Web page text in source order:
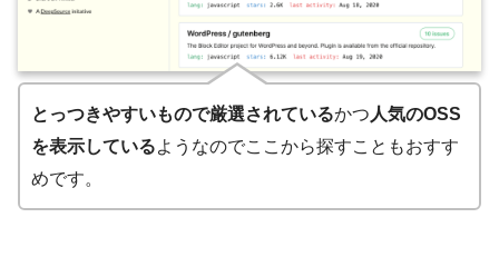
とっつきやすいもので厳選されているかつ 人気のOSS
を表示しているようなのでここから探すこともおすす
めです。